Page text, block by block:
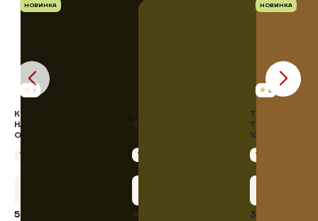
НОВИНКА
5
КОЛБАСА КРОВЯНАЯ В
НАТУРАЛЬНОЙ
ОБОЛОЧКЕ
Упаковка 380 г
585,20 ₽
САРДЕЛЬКИ
ФЕРМЕРСКИЕ
Упаковка 400 г
432,00 ₽
НОВИНКА
5
ТВОРОГ ИЗ
ТОПЛЕНОГО
10-12%, 400 Г
Упаковка 400 г
312,48 ₽